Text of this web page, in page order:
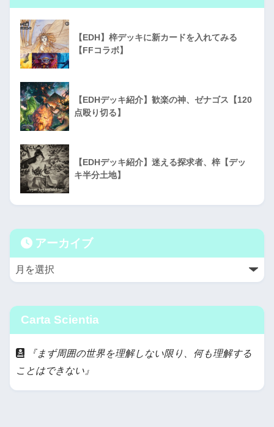
【EDH】梓デッキに新カードを入れてみる
【FFコラボ】
【EDHデッキ紹介】歓楽の神、ゼナゴス【120
点殴り切る】
【EDHデッキ紹介】迷える探求者、梓【デッ
キ半分土地】
アーカイブ
Carta Scientia
『まず周囲の世界を理解しない限り、何も理解する
ことはできない』